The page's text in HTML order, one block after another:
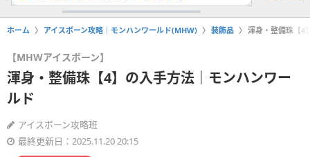
ホーム アイスボーン攻略｜モンハンワールド(MHW) 装飾品 渾身・整備珠【4
【MHWアイスボーン】
渾身・整備珠【4】の入手方法｜モンハンワー
ルド
アイスボーン攻略班
最終更新日：2025.11.20 20:15